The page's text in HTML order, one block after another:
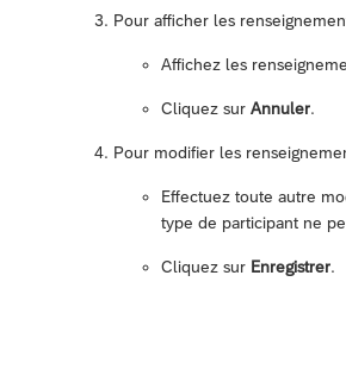
Pour afficher les
Affichez les
Cliquez sur Annuler.
Pour modifier les
Effectuez toute autre
type de participant ne
Cliquez sur Enregistrer.